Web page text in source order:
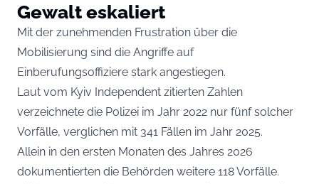
Gewalt eskaliert
Mit der zunehmenden Frustration über die
Mobilisierung sind die Angriffe auf
Einberufungsoffiziere stark angestiegen.
Laut vom Kyiv Independent zitierten Zahlen
verzeichnete die Polizei im Jahr 2022 nur fünf solcher
Vorfälle, verglichen mit 341 Fällen im Jahr 2025.
Allein in den ersten Monaten des Jahres 2026
dokumentierten die Behörden weitere 118 Vorfälle.